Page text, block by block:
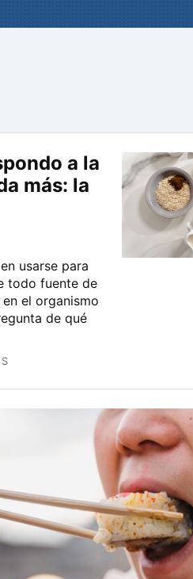
a la
más: la
usarse para
todo fuente de
el organismo
de qué